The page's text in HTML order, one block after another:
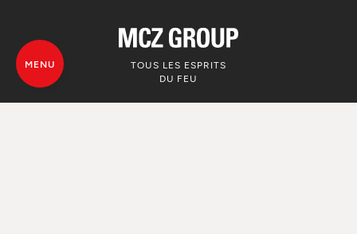
TOUS LES ESPRITS
DU FEU
MENU